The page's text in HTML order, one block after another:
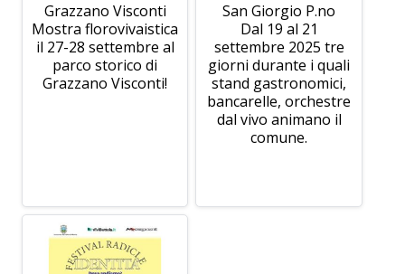
Grazzano Visconti
Mostra florovivaistica
il 27-28 settembre al
parco storico di
Grazzano Visconti!
San Giorgio P.no
Dal 19 al 21
settembre 2025 tre
giorni durante i quali
stand gastronomici,
bancarelle, orchestre
dal vivo animano il
comune.